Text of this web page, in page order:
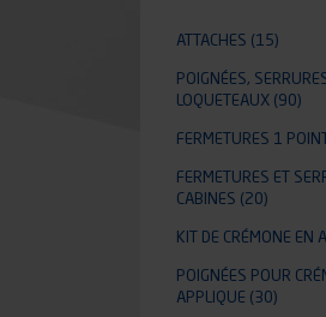
ATTACHES (15)
POIGNÉES,
LOQUETEAUX (90)
FERMETURES 1
FERMETURES ET
CABINES (20)
KIT DE CRÉMONE EN
POIGNÉES POUR
APPLIQUE (30)